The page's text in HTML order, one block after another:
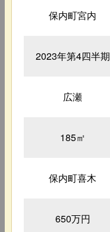
保内町宮内
2023年第4四半期
広瀬
185㎡
保内町喜木
650万円